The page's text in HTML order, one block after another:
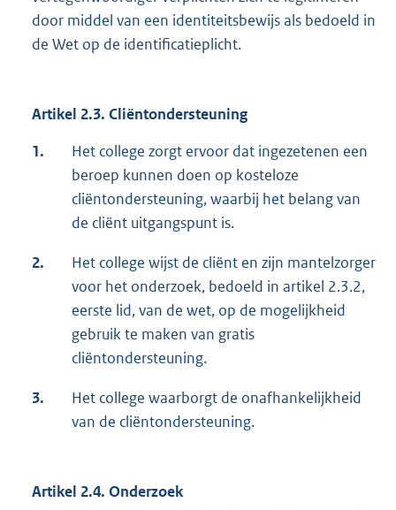
door middel van een identiteitsbewijs als bedoeld in
de Wet op de identificatieplicht.
Artikel 2.3. Cliëntondersteuning
1.
Het college zorgt ervoor dat ingezetenen een
beroep kunnen doen op kosteloze
cliëntondersteuning, waarbij het belang van
de cliënt uitgangspunt is.
2.
Het college wijst de cliënt en zijn mantelzorger
voor het onderzoek, bedoeld in artikel 2.3.2,
eerste lid, van de wet, op de mogelijkheid
gebruik te maken van gratis
cliëntondersteuning.
3.
Het college waarborgt de onafhankelijkheid
van de cliëntondersteuning.
Artikel 2.4. Onderzoek